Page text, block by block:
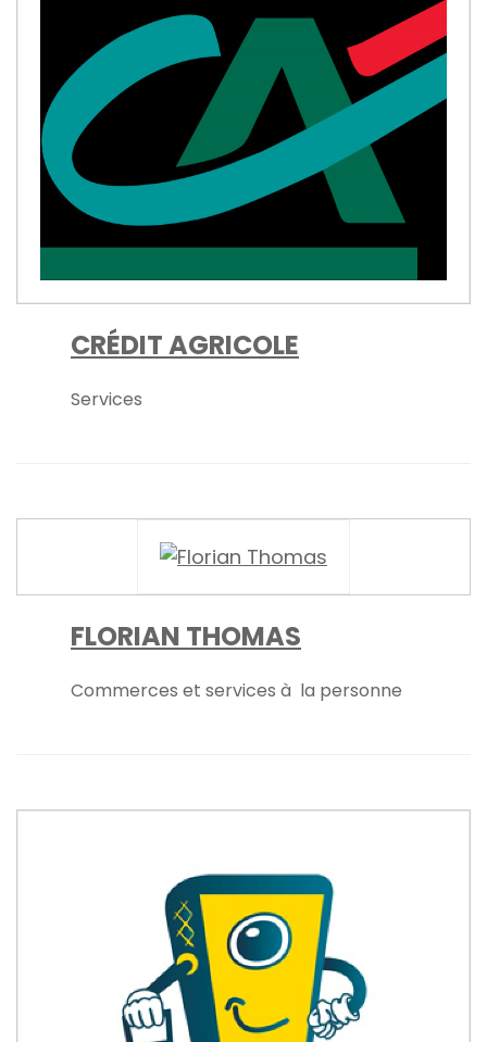
CRÉDIT AGRICOLE
Services
FLORIAN THOMAS
Commerces et services à la personne